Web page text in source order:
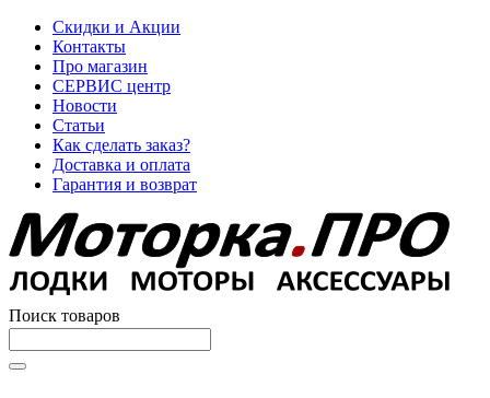
Скидки и Акции
Контакты
Про магазин
СЕРВИС центр
Новости
Статьи
Как сделать заказ?
Доставка и оплата
Гарантия и возврат
Поиск товаров